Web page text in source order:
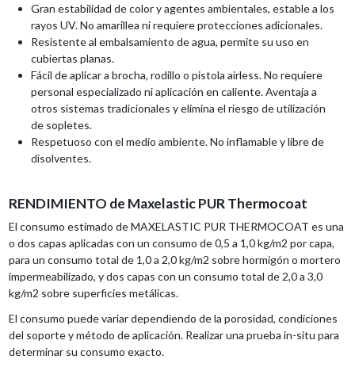
Gran estabilidad de color y agentes ambientales, estable a los
rayos UV. No amarillea ni requiere protecciones adicionales.
Resistente al embalsamiento de agua, permite su uso en
cubiertas planas.
Fácil de aplicar a brocha, rodillo o pistola airless. No requiere
personal especializado ni aplicación en caliente. Aventaja a
otros sistemas tradicionales y elimina el riesgo de utilización
de sopletes.
Respetuoso con el medio ambiente. No inflamable y libre de
disolventes.
RENDIMIENTO de Maxelastic PUR Thermocoat
El consumo estimado de MAXELASTIC PUR THERMOCOAT es una
o dos capas aplicadas con un consumo de 0,5 a 1,0 kg/m2 por capa,
para un consumo total de 1,0 a 2,0 kg/m2 sobre hormigón o mortero
impermeabilizado, y dos capas con un consumo total de 2,0 a 3,0
kg/m2 sobre superficies metálicas.
El consumo puede variar dependiendo de la porosidad, condiciones
del soporte y método de aplicación. Realizar una prueba in-situ para
determinar su consumo exacto.